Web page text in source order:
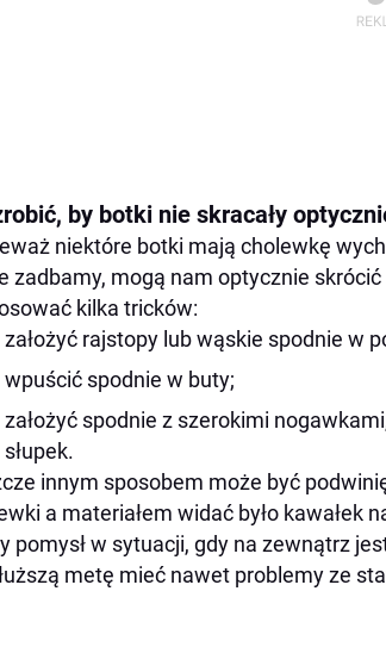
by botki nie skracały
niektóre botki mają cholewkę
zadbamy, mogą nam optycznie
kilka tricków:
założyć rajstopy lub wąskie spodnie w
wpuścić spodnie w buty;
założyć spodnie z szerokimi
słupek.
innym sposobem może być
a materiałem widać było kawałek
pomysł w sytuacji, gdy na zewnątrz
metę mieć nawet problemy ze